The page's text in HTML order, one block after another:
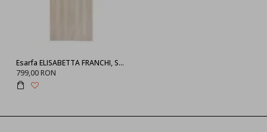
Esarfa ELISABETTA FRANCHI, Scarf with logo pattern, Alb
799,00 RON